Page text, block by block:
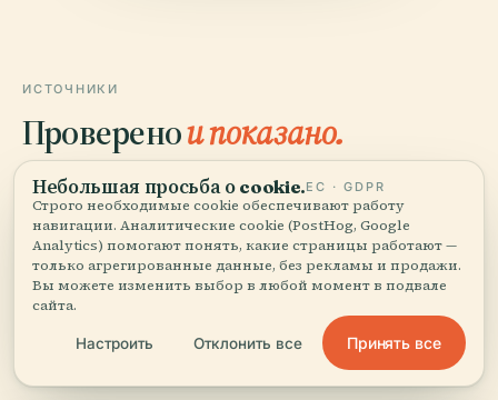
ИСТОЧНИКИ
Проверенои показано.
Исследовано и написано редакцией Audiala по
историческим документам, архитектурным архивам
и местным знаниям.
Последняя проверка: August 2025
Leh District Administration
Небольшая просьба о cookie.ЕС · GDPR
Строго необходимые cookie обеспечивают работу
навигации. Аналитические cookie (PostHog, Google
Analytics) помогают понять, какие страницы работают —
только агрегированные данные, без рекламы и продажи.
Вы можете изменить выбор в любой момент в подвале
сайта.
Настроить Отклонить все Принять все